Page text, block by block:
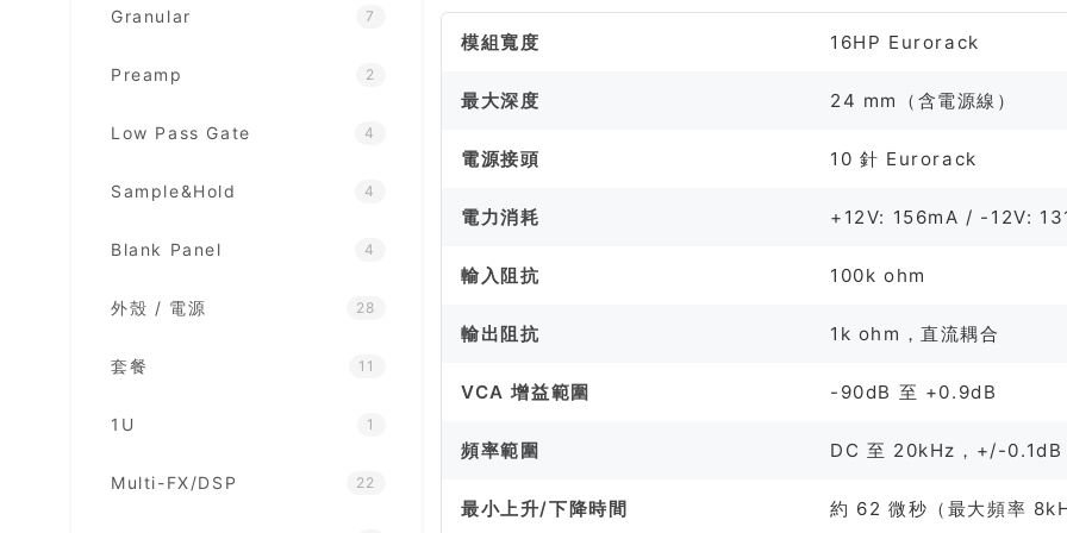
Granular 7
Preamp 2
Low Pass Gate 4
Sample&Hold 4
Blank Panel 4
外殼 / 電源 28
套餐 11
1U 1
Multi-FX/DSP 22
模組寬度 16HP Eurorack
最大深度 24 mm（含電源線）
電源接頭 10 針 Eurorack
電力消耗 +12V: 156mA / -12V:
輸入阻抗 100k ohm
輸出阻抗 1k ohm，直流耦合
VCA 增益範圍 -90dB 至 +0.9dB
頻率範圍 DC 至 20kHz，+/-0.1dB
最小上升/下降時間 約 62 微秒（最大頻率